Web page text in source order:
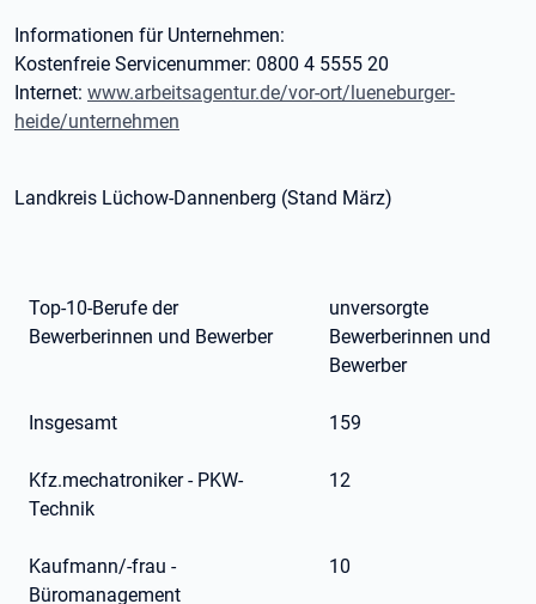
Informationen für Unternehmen:
Kostenfreie Servicenummer: 0800 4 5555 20
Internet: www.arbeitsagentur.de/vor-ort/lueneburger-
heide/unternehmen
Landkreis Lüchow-Dannenberg (Stand März)
Top-10-Berufe der
Bewerberinnen und Bewerber
unversorgte
Bewerberinnen und
Bewerber
Insgesamt 159
Kfz.mechatroniker - PKW-
Technik
12
Kaufmann/-frau -
Büromanagement
10